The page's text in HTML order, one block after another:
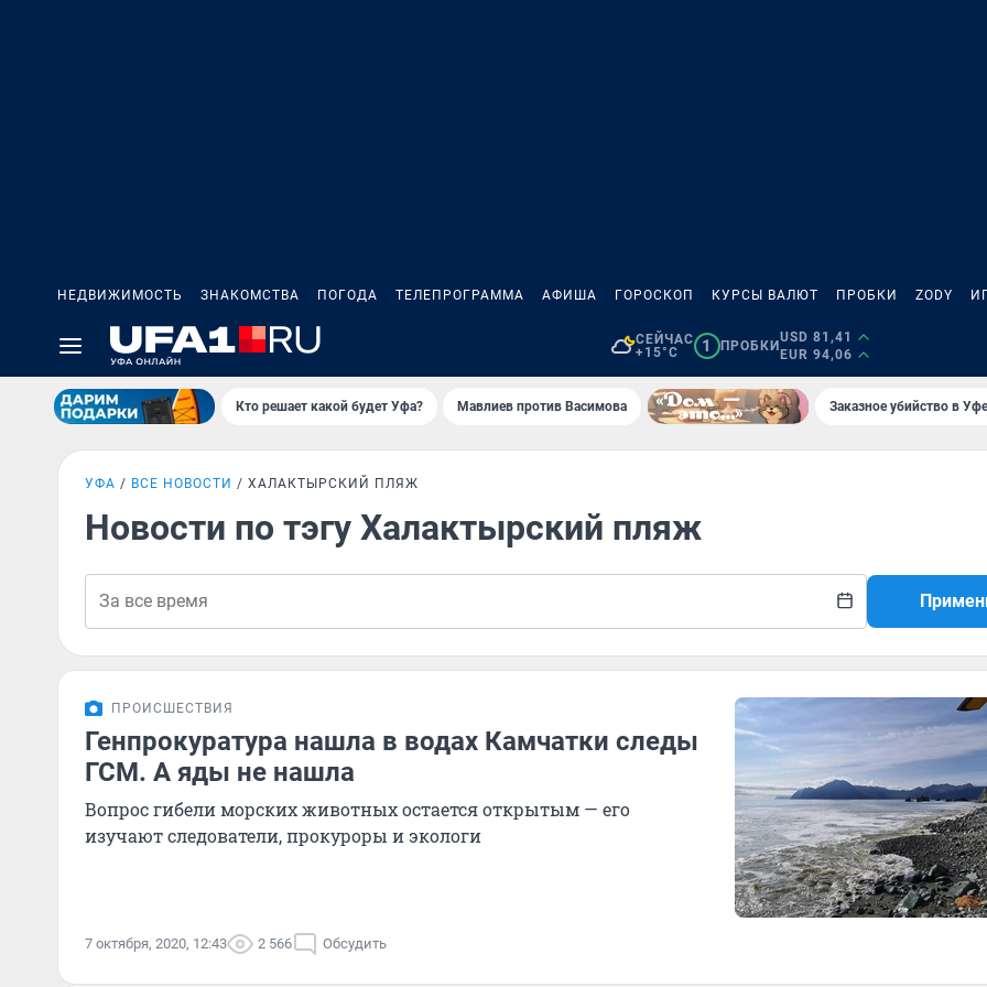
НЕДВИЖИМОСТЬ ЗНАКОМСТВА ПОГОДА ТЕЛЕПРОГРАММА АФИША ГОРОСКОП КУРСЫ ВАЛЮТ ПРОБКИ ZODY
СЕЙЧАС
+15°C
1 ПРОБКИ
USD 81,41
EUR 94,06
Кто решает какой будет Уфа? Мавлиев против Васимова Заказное убийство в
УФА ВСЕ НОВОСТИ ХАЛАКТЫРСКИЙ ПЛЯЖ
Новости по тэгу Халактырский пляж
ПРОИСШЕСТВИЯ
Генпрокуратура нашла в водах Камчатки следы
ГСМ. А яды не нашла
Вопрос гибели морских животных остается открытым — его
изучают следователи, прокуроры и экологи
7 октября, 2020, 12:43 2 566 Обсудить